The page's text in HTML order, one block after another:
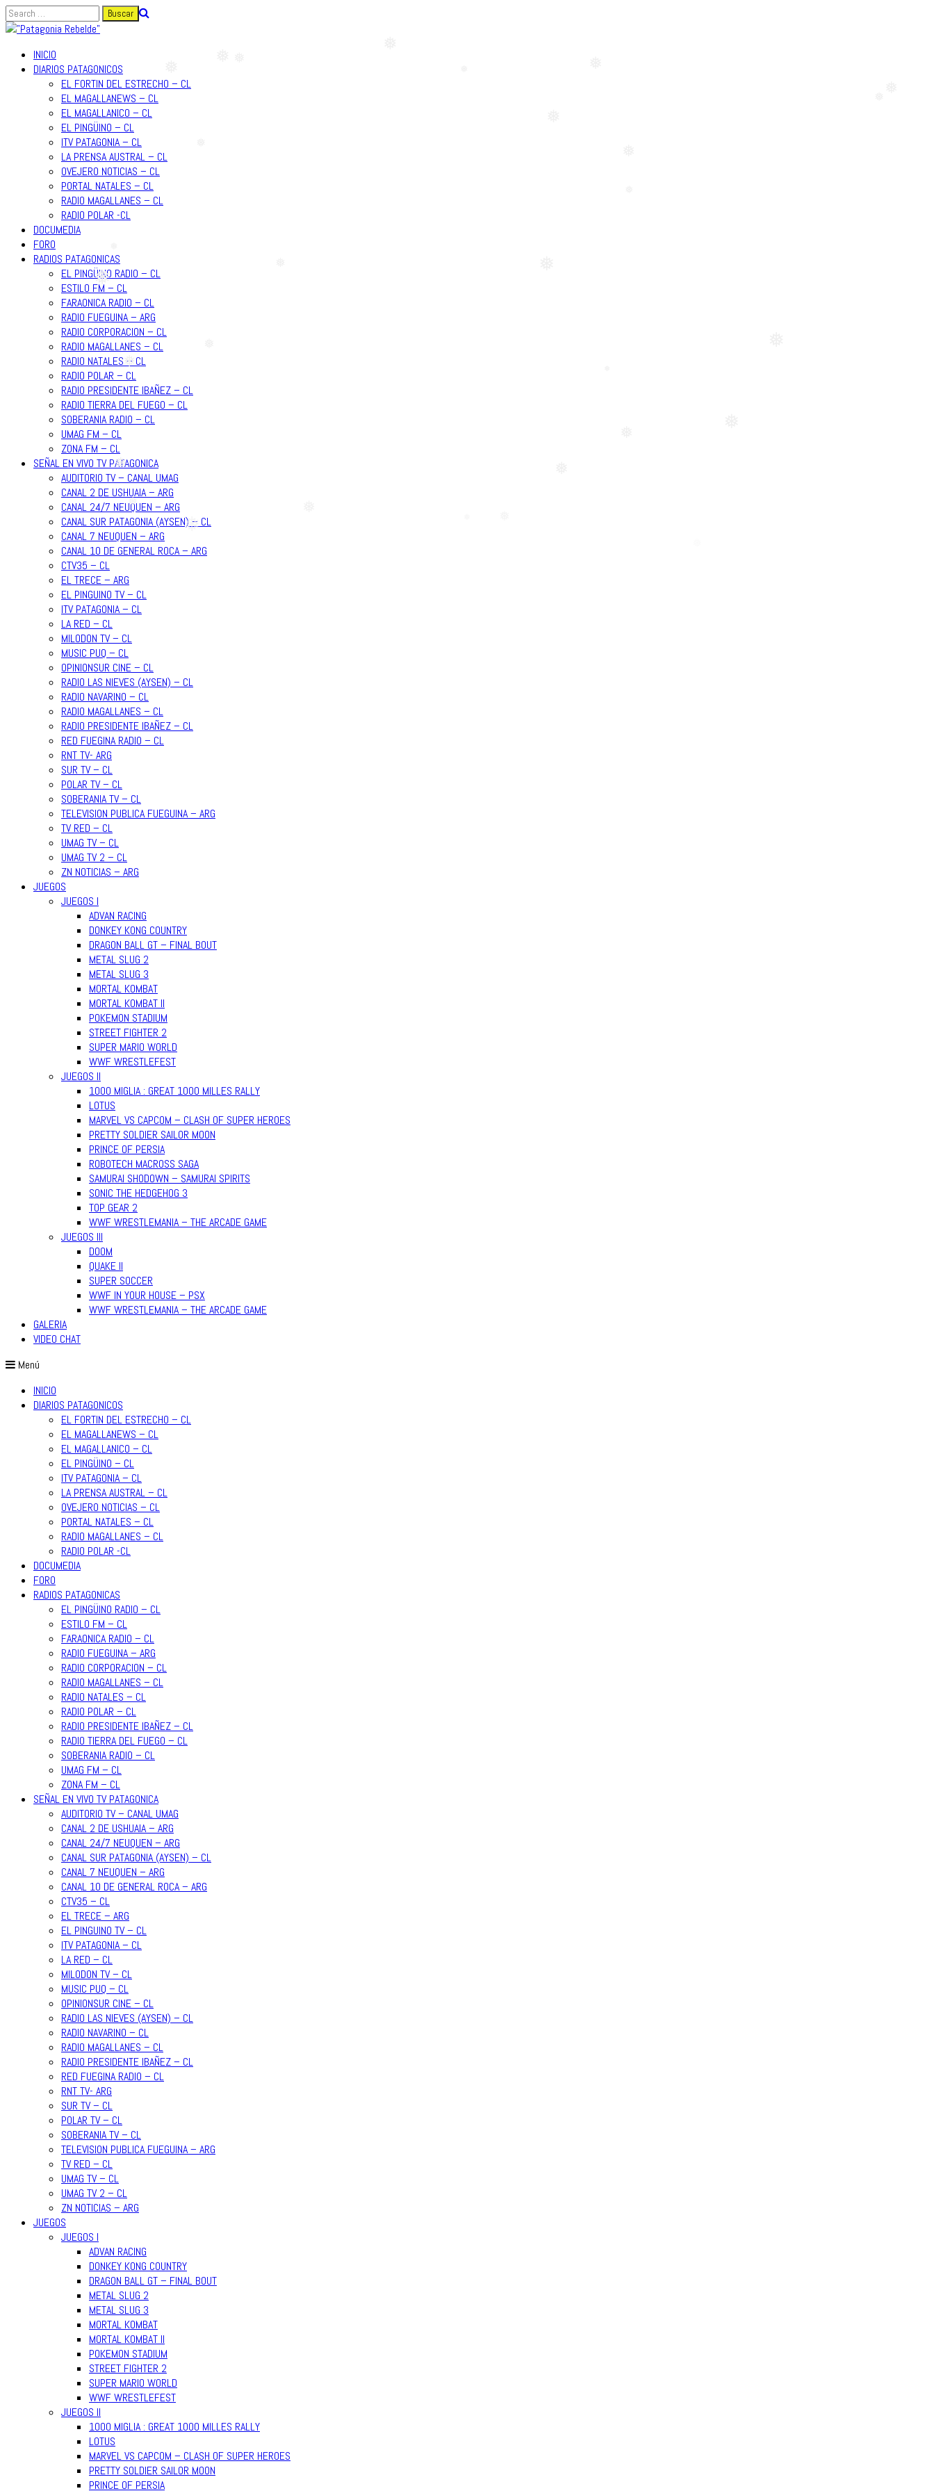
❅
❅
❅
❅
❅
❅
❅
Ir
al
INICIO
DIARIOS PATAGONICOS
EL FORTIN DEL ESTRECHO – CL
EL MAGALLANEWS – CL
EL MAGALLANICO – CL
EL PINGÜINO – CL
ITV PATAGONIA – CL
LA PRENSA AUSTRAL – CL
OVEJERO NOTICIAS – CL
PORTAL NATALES – CL
RADIO MAGALLANES – CL
RADIO POLAR -CL
DOCUMEDIA
FORO
RADIOS PATAGONICAS
EL PINGÜINO RADIO – CL
ESTILO FM – CL
FARAONICA RADIO – CL
RADIO FUEGUINA – ARG
RADIO CORPORACION – CL
RADIO MAGALLANES – CL
RADIO NATALES – CL
RADIO POLAR – CL
RADIO PRESIDENTE IBAÑEZ – CL
RADIO TIERRA DEL FUEGO – CL
SOBERANIA RADIO – CL
UMAG FM – CL
ZONA FM – CL
SEÑAL EN VIVO TV PATAGONICA
AUDITORIO TV – CANAL UMAG
CANAL 2 DE USHUAIA – ARG
CANAL 24/7 NEUQUEN – ARG
CANAL SUR PATAGONIA (AYSEN) – CL
CANAL 7 NEUQUEN – ARG
CANAL 10 DE GENERAL ROCA – ARG
CTV35 – CL
EL TRECE – ARG
EL PINGUINO TV – CL
ITV PATAGONIA – CL
LA RED – CL
MILODON TV – CL
MUSIC PUQ – CL
OPINIONSUR CINE – CL
RADIO LAS NIEVES (AYSEN) – CL
RADIO NAVARINO – CL
RADIO MAGALLANES – CL
RADIO PRESIDENTE IBAÑEZ – CL
RED FUEGINA RADIO – CL
RNT TV- ARG
SUR TV – CL
POLAR TV – CL
SOBERANIA TV – CL
TELEVISION PUBLICA FUEGUINA – ARG
TV RED – CL
UMAG TV – CL
UMAG TV 2 – CL
ZN NOTICIAS – ARG
JUEGOS
JUEGOS I
ADVAN RACING
DONKEY KONG COUNTRY
DRAGON BALL GT – FINAL BOUT
METAL SLUG 2
METAL SLUG 3
MORTAL KOMBAT
MORTAL KOMBAT II
POKEMON STADIUM
STREET FIGHTER 2
SUPER MARIO WORLD
WWF WRESTLEFEST
JUEGOS II
1000 MIGLIA : GREAT 1000 MILLES RALLY
LOTUS
MARVEL VS CAPCOM – CLASH OF SUPER HEROES
PRETTY SOLDIER SAILOR MOON
PRINCE OF PERSIA
ROBOTECH MACROSS SAGA
SAMURAI SHODOWN – SAMURAI SPIRITS
SONIC THE HEDGEHOG 3
TOP GEAR 2
WWF WRESTLEMANIA – THE ARCADE GAME
JUEGOS III
DOOM
QUAKE II
SUPER SOCCER
WWF IN YOUR HOUSE – PSX
WWF WRESTLEMANIA – THE ARCADE GAME
GALERIA
VIDEO CHAT
Menú
INICIO
DIARIOS PATAGONICOS
EL FORTIN DEL ESTRECHO – CL
EL MAGALLANEWS – CL
EL MAGALLANICO – CL
EL PINGÜINO – CL
ITV PATAGONIA – CL
LA PRENSA AUSTRAL – CL
OVEJERO NOTICIAS – CL
PORTAL NATALES – CL
RADIO MAGALLANES – CL
RADIO POLAR -CL
DOCUMEDIA
FORO
RADIOS PATAGONICAS
EL PINGÜINO RADIO – CL
ESTILO FM – CL
FARAONICA RADIO – CL
RADIO FUEGUINA – ARG
RADIO CORPORACION – CL
RADIO MAGALLANES – CL
RADIO NATALES – CL
RADIO POLAR – CL
RADIO PRESIDENTE IBAÑEZ – CL
RADIO TIERRA DEL FUEGO – CL
SOBERANIA RADIO – CL
UMAG FM – CL
ZONA FM – CL
SEÑAL EN VIVO TV PATAGONICA
AUDITORIO TV – CANAL UMAG
CANAL 2 DE USHUAIA – ARG
CANAL 24/7 NEUQUEN – ARG
CANAL SUR PATAGONIA (AYSEN) – CL
CANAL 7 NEUQUEN – ARG
CANAL 10 DE GENERAL ROCA – ARG
CTV35 – CL
EL TRECE – ARG
EL PINGUINO TV – CL
ITV PATAGONIA – CL
LA RED – CL
MILODON TV – CL
MUSIC PUQ – CL
OPINIONSUR CINE – CL
RADIO LAS NIEVES (AYSEN) – CL
RADIO NAVARINO – CL
RADIO MAGALLANES – CL
RADIO PRESIDENTE IBAÑEZ – CL
RED FUEGINA RADIO – CL
RNT TV- ARG
SUR TV – CL
POLAR TV – CL
SOBERANIA TV – CL
TELEVISION PUBLICA FUEGUINA – ARG
TV RED – CL
UMAG TV – CL
UMAG TV 2 – CL
ZN NOTICIAS – ARG
JUEGOS
JUEGOS I
ADVAN RACING
DONKEY KONG COUNTRY
DRAGON BALL GT – FINAL BOUT
METAL SLUG 2
METAL SLUG 3
MORTAL KOMBAT
MORTAL KOMBAT II
POKEMON STADIUM
STREET FIGHTER 2
SUPER MARIO WORLD
WWF WRESTLEFEST
JUEGOS II
1000 MIGLIA : GREAT 1000 MILLES RALLY
LOTUS
MARVEL VS CAPCOM – CLASH OF SUPER HEROES
PRETTY SOLDIER SAILOR MOON
PRINCE OF PERSIA